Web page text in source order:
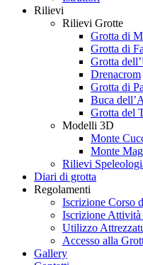
Rilievi
Rilievi Grotte
Grotta di
Grotta di
Grotta
Drenacrom
Grotta di
Buca
Grotta del
Modelli 3D
Monte
Monte
Rilievi
Diari di grotta
Regolamenti
Iscrizione Corso
Iscrizione Attività
Utilizzo
Accesso alla
Gallery